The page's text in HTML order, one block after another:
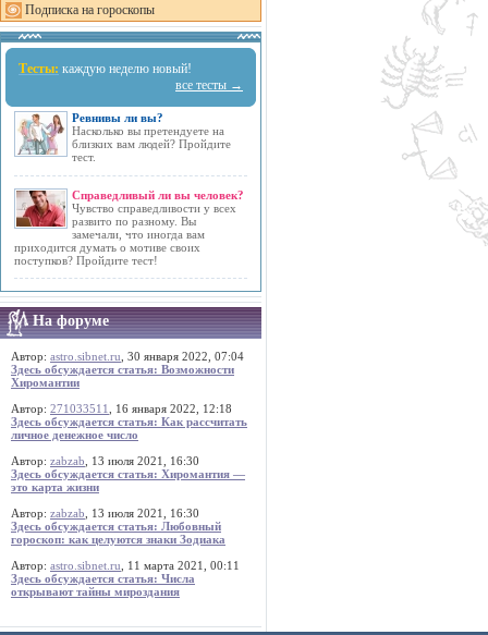
Подписка на гороскопы
Тесты: каждую неделю новый!
все тесты →
Ревнивы ли вы?
Насколько вы претендуете на
близких вам людей? Пройдите
тест.
Справедливый ли вы человек?
Чувство справедливости у всех
развито по разному. Вы
замечали, что иногда вам
приходится думать о мотиве своих
поступков? Пройдите тест!
На форуме
Автор: astro.sibnet.ru , 30 января 2022, 07:04
Здесь обсуждается статья: Возможности
Хиромантии
Автор: 271033511
, 16 января 2022, 12:18
Здесь обсуждается статья: Как рассчитать
личное денежное число
Автор: zabzab , 13 июля 2021, 16:30
Здесь обсуждается статья: Хиромантия —
это карта жизни
Автор: zabzab , 13 июля 2021, 16:30
Здесь обсуждается статья: Любовный
гороскоп: как целуются знаки Зодиака
Автор: astro.sibnet.ru , 11 марта 2021, 00:11
Здесь обсуждается статья: Числа
открывают тайны мироздания